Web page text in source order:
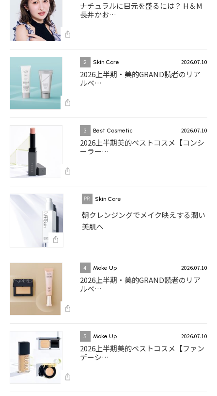
ナチュラルに目元を盛るには？ H＆M
長井かお…
2 Skin Care 2026.07.10
2026上半期・美的GRAND読者のリア
ルベ…
3 Best Cosmetic 2026.07.10
2026上半期美的ベストコスメ【コンシ
ーラー…
Skin Care
朝クレンジングでメイク映えする潤い
美肌へ
4 Make Up 2026.07.10
2026上半期・美的GRAND読者のリア
ルベ…
5 Make Up 2026.07.10
2026上半期美的ベストコスメ【ファン
デーシ…